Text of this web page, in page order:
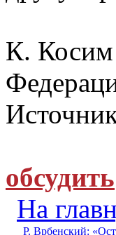
К. Косим
обсудить
На
Р. Врбенский: